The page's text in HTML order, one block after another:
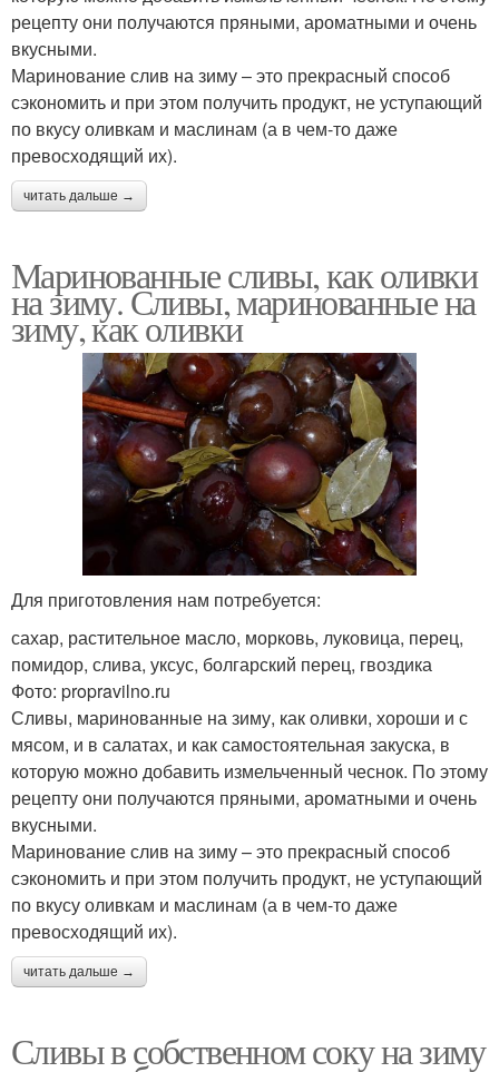
рецепту они получаются пряными, ароматными и очень
вкусными.
Маринование слив на зиму – это прекрасный способ
сэкономить и при этом получить продукт, не уступающий
по вкусу оливкам и маслинам (а в чем-то даже
превосходящий их).
читать дальше →
Маринованные сливы, как оливки
на зиму. Сливы, маринованные на
зиму, как оливки
Для приготовления нам потребуется:
сахар, растительное масло, морковь, луковица, перец,
помидор, слива, уксус, болгарский перец, гвоздика
Фото: propravilno.ru
Сливы, маринованные на зиму, как оливки, хороши и с
мясом, и в салатах, и как самостоятельная закуска, в
которую можно добавить измельченный чеснок. По этому
рецепту они получаются пряными, ароматными и очень
вкусными.
Маринование слив на зиму – это прекрасный способ
сэкономить и при этом получить продукт, не уступающий
по вкусу оливкам и маслинам (а в чем-то даже
превосходящий их).
читать дальше →
Сливы в собственном соку на зиму